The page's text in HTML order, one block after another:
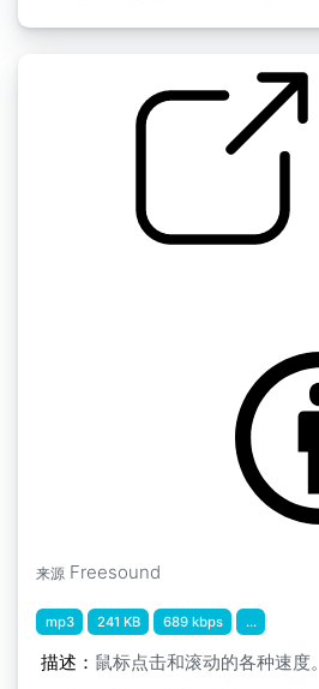
来源 Freesound
mp3 241 KB 689 kbps ...
描述： 鼠标点击和滚动的各种速度。